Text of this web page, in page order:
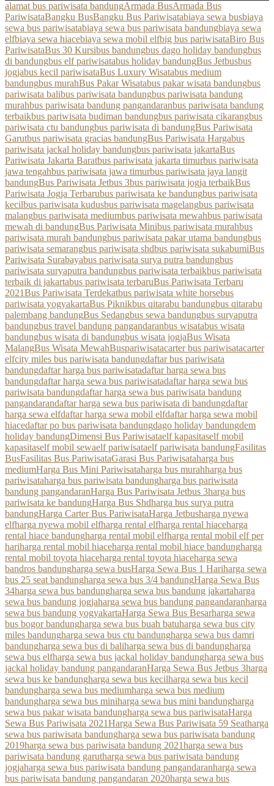
alamat bus pariwisata bandungArmada BusArmada Bus
PariwisataBangku BusBangku Bus Pariwisatabiaya sewa busbiaya
sewa bus pariwisatabiaya sewa bus pariwisata bandungbiaya sewa
elfbiaya sewa hiacebiaya sewa mobil elfbig bus pariwisataBiro Bus
PariwisataBus 30 Kursibus bandungbus dago holiday bandungbus
di bandungbus elf pariwisatabus holiday bandungBus Jetbusbus
jogjabus kecil pariwisataBus Luxury Wisatabus medium
bandungbus murahBus Pakar Wisatabus pakar wisata bandungbus
pariwisata balibus pariwisata bandungbus pariwisata bandung
murahbus pariwisata bandung pangandaranbus pariwisata bandung
terbaikbus pariwisata budiman bandungbus pariwisata cikarangbus
pariwisata ctu bandungbus pariwisata di bandungBus Pariwisata
Garutbus pariwisata gracias bandungBus Pariwisata Hargabus
pariwisata jackal holiday bandungbus pariwisata jakartaBus
Pariwisata Jakarta Baratbus pariwisata jakarta timurbus pariwisata
jawa tengahbus pariwisata jawa timurbus pariwisata jaya langit
bandungBus Pariwisata Jetbus 3bus pariwisata jogja terbaikBus
Pariwisata Jogja Terbarubus pariwisata ke bandungbus pariwisata
kecilbus pariwisata kudusbus pariwisata magelangbus pariwisata
malangbus pariwisata mediumbus pariwisata mewahbus pariwisata
mewah di bandungBus Pariwisata Minibus pariwisata murahbus
pariwisata murah bandungbus pariwisata pakar utama bandungbus
pariwisata semarangbus pariwisata shdbus pariwisata sukabumiBus
Pariwisata Surabayabus pariwisata surya putra bandungbus
pariwisata suryaputra bandungbus pariwisata terbaikbus pariwisata
terbaik di jakartabus pariwisata terbaruBus Pariwisata Terbaru
2021Bus Pariwisata Terdekatbus pariwisata white horsebus
pariwisata yogyakartaBus Piknikbus qitarabu bandungbus qitarabu
palembang bandungBus Sedangbus sewa bandungbus suryaputra
bandungbus travel bandung pangandaranbus wisatabus wisata
bandungbus wisata di bandungbus wisata jogjaBus Wisata
MalangBus Wisata MewahBuspariwisatacarter bus pariwisatacarter
elfcity miles bus pariwisata bandungdaftar bus pariwisata
bandungdaftar harga bus pariwisatadaftar harga sewa bus
bandungdaftar harga sewa bus pariwisatadaftar harga sewa bus
pariwisata bandungdaftar harga sewa bus pariwisata bandung
pangandarandaftar harga sewa bus pariwisata di bandungdaftar
harga sewa elfdaftar harga sewa mobil elfdaftar harga sewa mobil
hiacedaftar po bus pariwisata bandungdago holiday bandungdem
holiday bandungDimensi Bus Pariwisataelf kapasitaself mobil
kapasitaself mobil sewaelf pariwisataelf pariwisata bandungFasilitas
BusFasilitas Bus PariwisataGarasi Bus Pariwisataharga bus
mediumHarga Bus Mini Pariwisataharga bus murahharga bus
pariwisataharga bus pariwisata bandungharga bus pariwisata
bandung pangandaranHarga Bus Pariwisata Jetbus 3harga bus
pariwisata ke bandungHarga Bus Shdharga bus surya putra
bandungHarga Carter Bus PariwisataHarga Jetbusharga nyewa
elfharga nyewa mobil elfharga rental elfharga rental hiaceharga
rental hiace bandungharga rental mobil elfharga rental mobil elf per
hariharga rental mobil hiaceharga rental mobil hiace bandungharga
rental mobil toyota hiaceharga rental toyota hiaceharga sewa
bandros bandungharga sewa busHarga Sewa Bus 1 Hariharga sewa
bus 25 seat bandungharga sewa bus 3/4 bandungHarga Sewa Bus
34harga sewa bus bandungharga sewa bus bandung jakartaharga
sewa bus bandung jogjaharga sewa bus bandung pangandaranharga
sewa bus bandung yogyakartaHarga Sewa Bus Besarharga sewa
bus bogor bandungharga sewa bus buah batuharga sewa bus city
miles bandungharga sewa bus ctu bandungharga sewa bus damri
bandungharga sewa bus di baliharga sewa bus di bandungharga
sewa bus elfharga sewa bus jackal holiday bandungharga sewa bus
jackal holiday bandung pangandaranHarga Sewa Bus Jetbus 3harga
sewa bus ke bandungharga sewa bus kecilharga sewa bus kecil
bandungharga sewa bus mediumharga sewa bus medium
bandungharga sewa bus miniharga sewa bus mini bandungharga
sewa bus pakar wisata bandungharga sewa bus pariwisataHarga
Sewa Bus Pariwisata 2021Harga Sewa Bus Pariwisata 59 Seatharga
sewa bus pariwisata bandungharga sewa bus pariwisata bandung
2019harga sewa bus pariwisata bandung 2021harga sewa bus
pariwisata bandung garutharga sewa bus pariwisata bandung
jogjaharga sewa bus pariwisata bandung pangandaranharga sewa
bus pariwisata bandung pangandaran 2020harga sewa bus